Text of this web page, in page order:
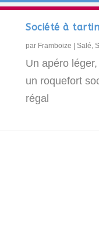
Société à
par Framboize |Salé,
Un apéro
un roquefort
régal